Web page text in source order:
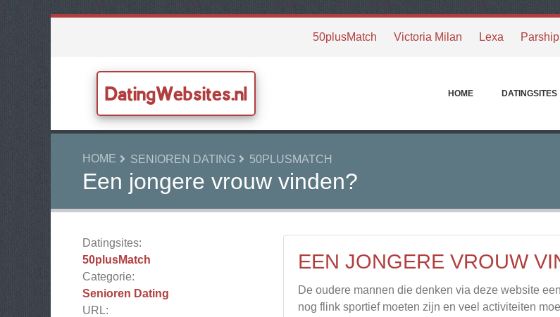
50plusMatch Victoria Milan Lexa Parship
DatingWebsites.nl HOME DATINGSITES
HOME SENIOREN DATING 50PLUSMATCH
Een jongere vrouw vinden?
Datingsites:
50plusMatch
Categorie:
Senioren Dating
URL:
EEN JONGERE VROUW
De oudere mannen die denken via deze website
nog flink sportief moeten zijn en veel activiteiten